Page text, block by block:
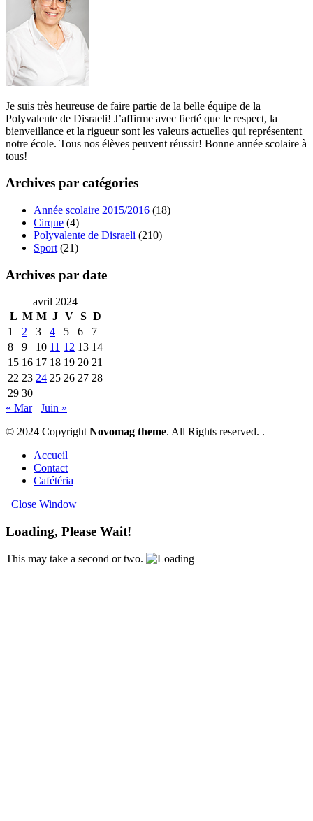
Je suis très heureuse de faire partie de la belle équipe de la
Polyvalente de Disraeli! J’affirme avec fierté que le respect, la
bienveillance et la rigueur sont les valeurs actuelles qui représentent
notre école. Tous nos élèves peuvent réussir! Bonne année scolaire à
tous!
Archives par catégories
Année scolaire 2015/2016 (18)
Cirque (4)
Polyvalente de Disraeli (210)
Sport (21)
Archives par date
avril 2024
L M M J V S D
1
2 3 4 5 6
7
8
9 10 11 12 13 14
15 16 17 18 19 20 21
22 23 24 25 26 27 28
29 30
« Mar
Juin »
© 2024 Copyright Novomag theme. All Rights reserved. .
Accueil
Contact
Cafétéria
Close Window
Loading, Please Wait!
This may take a second or two.